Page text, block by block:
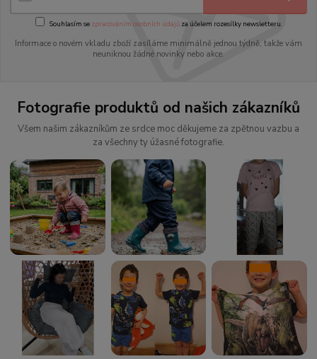
Souhlasím se zpracováním osobních údajůza účelem rozesílky newsletteru.
Informace o novém vkladu zboží zasíláme minimálně jednou týdně, takže vám
neuniknou žádné novinky nebo akce.
Fotografie produktů od našich zákazníků
Všem našim zákazníkům ze srdce moc děkujeme za zpětnou vazbu a
za všechny ty úžasné fotografie.